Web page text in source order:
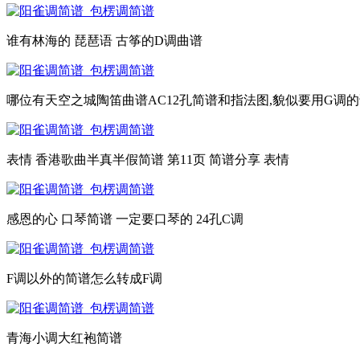
谁有林海的 琵琶语 古筝的D调曲谱
哪位有天空之城陶笛曲谱AC12孔简谱和指法图,貌似要用G调
表情 香港歌曲半真半假简谱 第11页 简谱分享 表情
感恩的心 口琴简谱 一定要口琴的 24孔C调
F调以外的简谱怎么转成F调
青海小调大红袍简谱